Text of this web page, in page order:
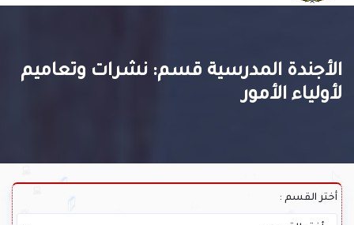
المدرسية قسم: نشرات وتعاميم
القسم :